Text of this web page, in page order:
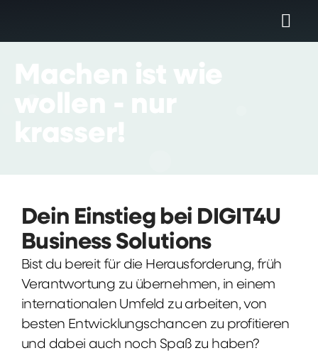
Dein Einstieg bei DIGIT4U
Business Solutions
Bist du bereit für die Herausforderung, früh
Verantwortung zu übernehmen, in einem
internationalen Umfeld zu arbeiten, von
besten Entwicklungschancen zu profitieren
und dabei auch noch Spaß zu haben?